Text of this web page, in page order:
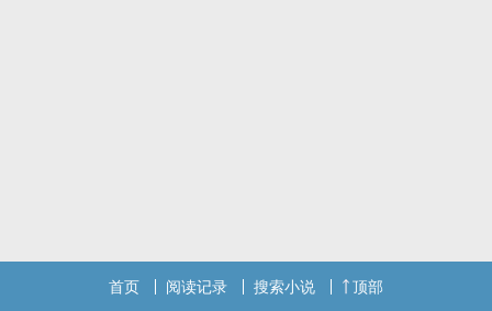
首页 阅读记录 搜索小说 顶部